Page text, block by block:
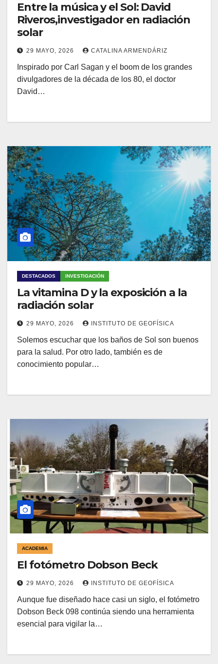
Entre la música y el Sol: David
Riveros,investigador en radiación
solar
29 MAYO, 2026 CATALINA ARMENDÁRIZ
Inspirado por Carl Sagan y el boom de los grandes
divulgadores de la década de los 80, el doctor
David…
DESTACADOS INVESTIGACIÓN
La vitamina D y la exposición a la
radiación solar
29 MAYO, 2026 INSTITUTO DE GEOFÍSICA
Solemos escuchar que los baños de Sol son buenos
para la salud. Por otro lado, también es de
conocimiento popular…
ACADEMIA
El fotómetro Dobson Beck
29 MAYO, 2026 INSTITUTO DE GEOFÍSICA
Aunque fue diseñado hace casi un siglo, el fotómetro
Dobson Beck 098 continúa siendo una herramienta
esencial para vigilar la…